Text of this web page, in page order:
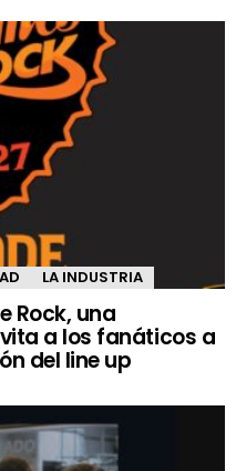
LA INDUSTRIA
Rock, una
a los fanáticos a
del line up